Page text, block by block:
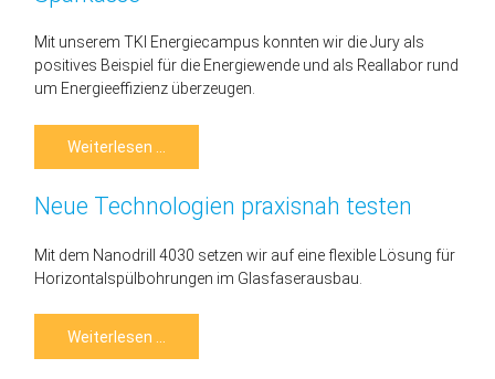
Mit unserem TKI Energiecampus konnten wir die Jury als
positives Beispiel für die Energiewende und als Reallabor rund
um Energieeffizienz überzeugen.
Weiterlesen …
der
Sparkasse
Neue Technologien praxisnah testen
Mit dem Nanodrill 4030 setzen wir auf eine flexible Lösung für
Horizontalspülbohrungen im Glasfaserausbau.
Weiterlesen …